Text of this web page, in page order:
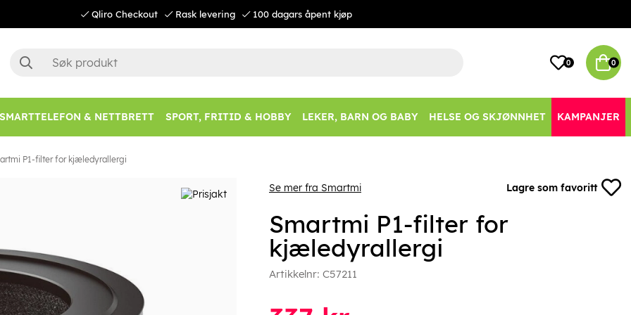
Qliro Checkout Rask levering 100 dagars åpent kjøp
0 0
SMARTTELEFON & NETTBRETT SPORT, FRITID & HOBBY LEKER, BARN OG BABY HELSE OG SKJØNNHET KAMPANJER
P1-filter for kjæledyrallergi
Se mer fra Smartmi Lagre som favoritt
Smartmi P1-filter for
kjæledyrallergi
Artikkelnr: C57211